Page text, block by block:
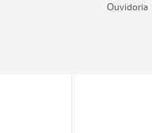
Ouvidoria